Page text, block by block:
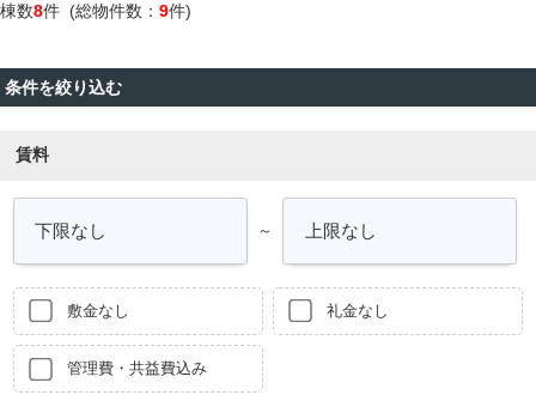
棟数8件 (総物件数： 9件)
条件を絞り込む
賃料
～
敷金なし 礼金なし
管理費・共益費込み